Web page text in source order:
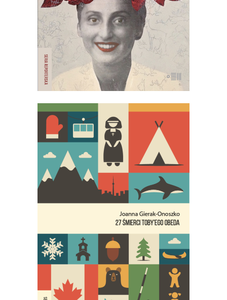
39.00 19.50zł
E-BOOK DO KOSZYKA
[EBOOK] 27 ŚMIERCI TOBY’EGO
OBEDA
Co ukryto pod kanadyjską mozaiką
kulturową? Joanna Gierak-Onoszko
kreśli obraz Kanady, który burzy nasze
wyobrażenia o tym kraju.
59.90 zł 29.95zł
E-BOOK DO KOSZYKA